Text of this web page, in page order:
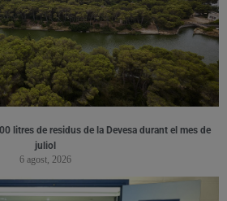
litres de residus de la Devesa durant el mes de
juliol
6 agost, 2026